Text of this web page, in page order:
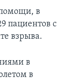
в
пациентов с
взрыва.
в
в